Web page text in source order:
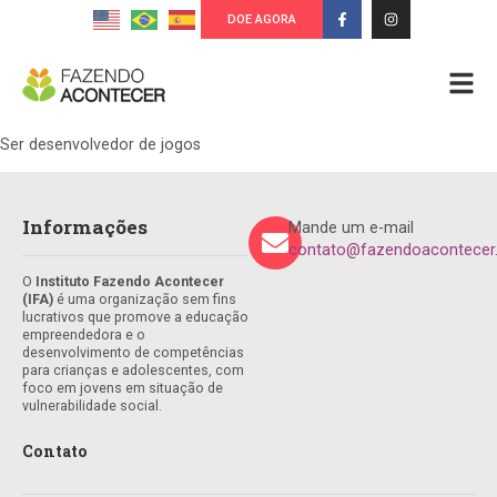
DOE AGORA
Ser desenvolvedor de jogos
Informações
O Instituto Fazendo Acontecer
(IFA) é uma organização sem fins
lucrativos que promove a educação
empreendedora e o
desenvolvimento de competências
para crianças e adolescentes, com
foco em jovens em situação de
vulnerabilidade social.
Contato
Mande um e-mail